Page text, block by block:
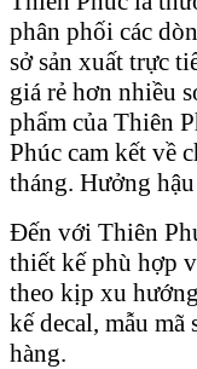
phân phối các
sở sản xuất trực
giá rẻ hơn nhiều
phẩm của Thiên
Phúc cam kết về
tháng. Hưởng
Đến với Thiên
thiết kế phù hợp
theo kịp xu
kế decal, mẫu mã
hàng.